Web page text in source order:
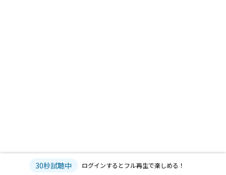
30秒試聴中 ログインするとフル再生で楽しめる！